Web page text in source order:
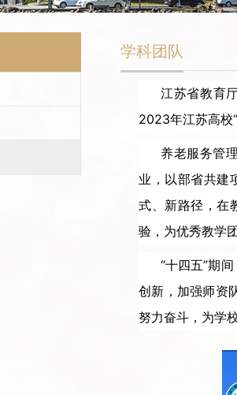
学科团队
江苏省教育
2023年江苏高校
养老服务管
业， 以部省共建
式、新路径，在
验，为优秀教学
“十四五”期
创新，加强师资
努力奋斗，为学